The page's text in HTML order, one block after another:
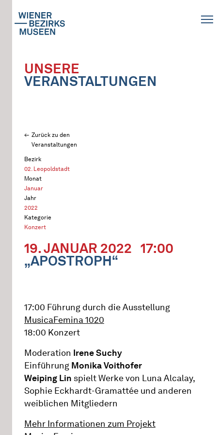
UNSERE
VERANSTALTUNGEN
Zurück zu den
Veranstaltungen
Bezirk
02. Leopoldstadt
Monat
Januar
Jahr
2022
Kategorie
Konzert
19. JANUAR 2022 17:00
„APOSTROPH“
17:00 Führung durch die Ausstellung
MusicaFemina 1020
18:00 Konzert
Moderation Irene Suchy
Einführung Monika Voithofer
Weiping Lin spielt Werke von Luna Alcalay,
Sophie Eckhardt-Gramattée und anderen
weiblichen Mitgliedern
Mehr Informationen zum Projekt